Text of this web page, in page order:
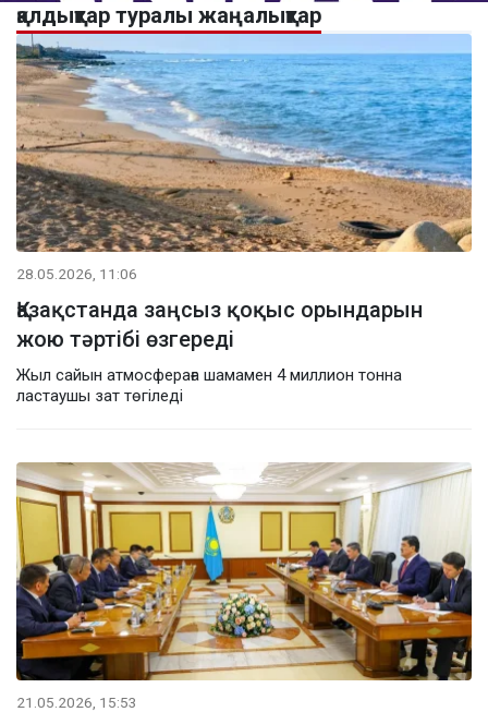
қалдықтар туралы жаңалықтар
28.05.2026, 11:06
Қазақстанда заңсыз қоқыс орындарын
жою тәртібі өзгереді
Жыл сайын атмосфераға шамамен 4 миллион тонна
ластаушы зат төгіледі
21.05.2026, 15:53